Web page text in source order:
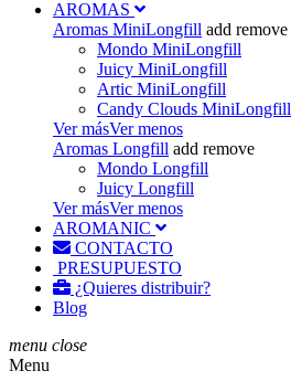
AROMAS
Aromas MiniLongfill add remove
Mondo MiniLongfill
Juicy MiniLongfill
Artic MiniLongfill
Candy Clouds MiniLongfill
Ver másVer menos
Aromas Longfill add remove
Mondo Longfill
Juicy Longfill
Ver másVer menos
AROMANIC
CONTACTO
PRESUPUESTO
¿Quieres distribuir?
Blog
menu close
Menu